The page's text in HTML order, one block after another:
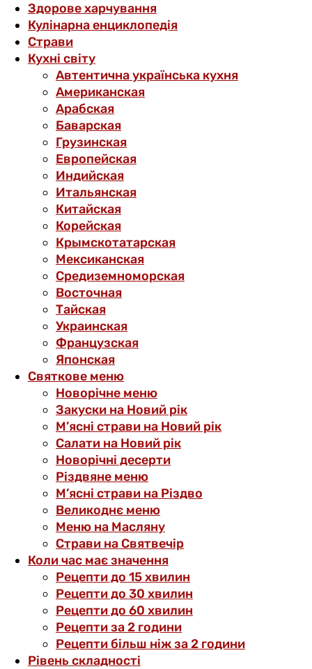
Здорове харчування
Кулінарна енциклопедія
Страви
Кухні світу
Автентична українська кухня
Американская
Арабская
Баварская
Грузинская
Европейская
Индийская
Итальянская
Китайская
Корейская
Крымскотатарская
Мексиканская
Средиземноморская
Восточная
Тайская
Украинская
Французская
Японская
Святкове меню
Новорічне меню
Закуски на Новий рік
М’ясні страви на Новий рік
Салати на Новий рік
Новорічні десерти
Різдвяне меню
М’ясні страви на Різдво
Великоднє меню
Меню на Масляну
Страви на Святвечір
Коли час має значення
Рецепти до 15 хвилин
Рецепти до 30 хвилин
Рецепти до 60 хвилин
Рецепти за 2 години
Рецепти більш ніж за 2 години
Рівень складності